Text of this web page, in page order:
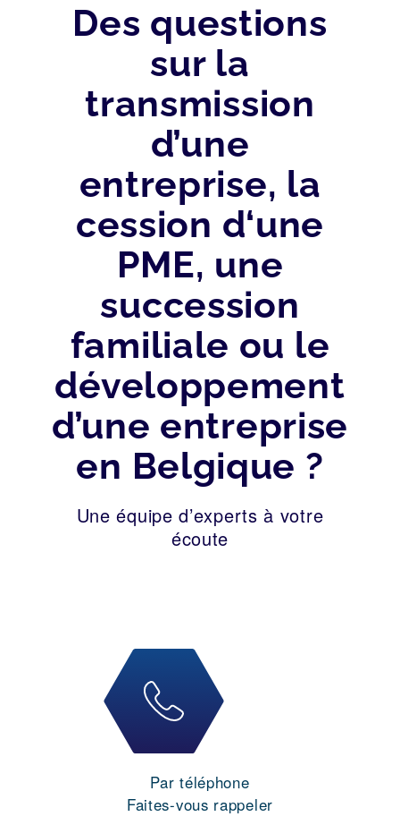
Des questions
sur la
transmission
d’une
entreprise, la
cession d‘une
PME, une
succession
familiale ou le
développement
d’une entreprise
en Belgique ?
Une équipe d’experts à votre
écoute
Par téléphone
Faites-vous rappeler